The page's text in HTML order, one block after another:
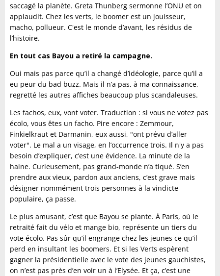
saccagé la planète. Greta Thunberg sermonne l’ONU et on
applaudit. Chez les verts, le boomer est un jouisseur,
macho, pollueur. C'est le monde d’avant, les résidus de
l’histoire.
En tout cas Bayou a retiré la campagne.
Oui mais pas parce qu’il a changé d’idéologie, parce qu’il a
eu peur du bad buzz. Mais il n’a pas, à ma connaissance,
regretté les autres affiches beaucoup plus scandaleuses.
Les fachos, eux, vont voter. Traduction : si vous ne votez pas
écolo, vous êtes un facho. Pire encore : Zemmour,
Finkielkraut et Darmanin, eux aussi, "ont prévu d’aller
voter". Le mal a un visage, en l’occurrence trois. Il n'y a pas
besoin d’expliquer, c’est une évidence. La minute de la
haine. Curieusement, pas grand-monde n’a tiqué. S’en
prendre aux vieux, pardon aux anciens, c’est grave mais
désigner nommément trois personnes à la vindicte
populaire, ça passe.
Le plus amusant, c’est que Bayou se plante. À Paris, où le
retraité fait du vélo et mange bio, représente un tiers du
vote écolo. Pas sûr qu’il engrange chez les jeunes ce qu’il
perd en insultant les boomers. Et si les Verts espèrent
gagner la présidentielle avec le vote des jeunes gauchistes,
on n’est pas près d’en voir un à l’Elysée. Et ça, c’est une